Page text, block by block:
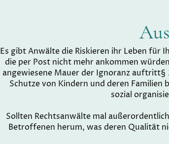
Es gibt Anwälte die Riskieren ihr Leben für
die per Post nicht mehr ankommen
angewiesene Mauer der Ignoranz auftritt§
Schutze von Kindern und deren Familien
sozial
Sollten Rechtsanwälte mal
Betroffenen herum, was deren Qualität